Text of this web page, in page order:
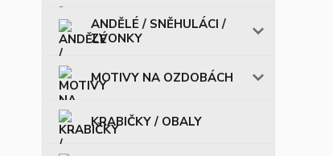
ANDĚLÉ / SNĚHULÁCI /
ZVONKY
MOTIVY NA OZDOBÁCH
KRABIČKY / OBALY